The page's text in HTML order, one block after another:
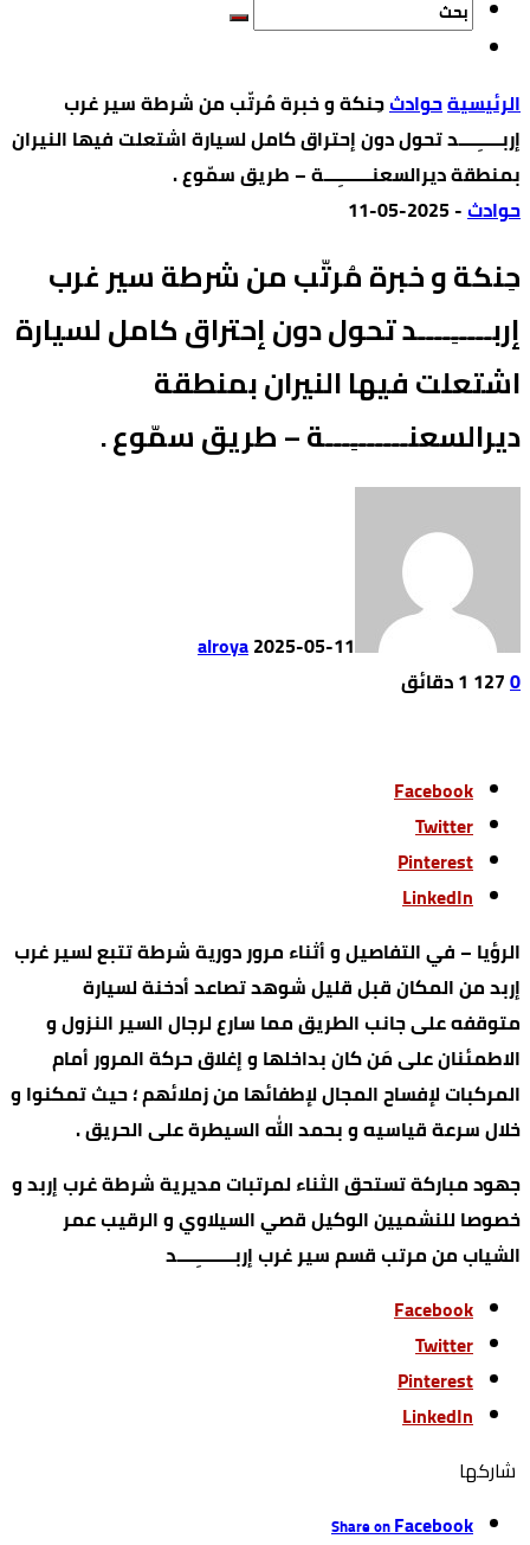
‫الرئيسية‬حوادثحِنكة و خبرة مُرتّب من شرطة سير غرب
إربـــــِــــد تحول دون إحتراق كامل لسيارة اشتعلت فيها النيران
بمنطقة ديرالسعنـــــــِـــة – طريق سمّوع .
حوادث-
2025-05-11
حِنكة و خبرة مُرتّب من شرطة سير غرب
إربـــــِــــد تحول دون إحتراق كامل لسيارة
اشتعلت فيها النيران بمنطقة
ديرالسعنـــــــِـــة – طريق سمّوع .
alroya2025-05-11
0
127 1 ‫دقائق‬
Facebook
Twitter
Pinterest
LinkedIn
الرؤيا – في التفاصيل و أثناء مرور دورية شرطة تتبع لسير غرب
إربد من المكان قبل قليل شوهد تصاعد أدخنة لسيارة
متوقفه على جانب الطريق مما سارع لرجال السير النزول و
الاطمئنان على مَن كان بداخلها و إغلاق حركة المرور أمام
المركبات لإفساح المجال لإطفائها من زملائهم ؛ حيث تمكنوا و
خلال سرعة قياسيه و بحمد الله السيطرة على الحريق .
جهود مباركة تستحق الثناء لمرتبات مديرية شرطة غرب إربد و
خصوصا للنشميين الوكيل قصي السيلاوي و الرقيب عمر
الشياب من مرتب قسم سير غرب إربــــــــِــــد
Facebook
Twitter
Pinterest
LinkedIn
‫‫ شاركها‬
Share onFacebook